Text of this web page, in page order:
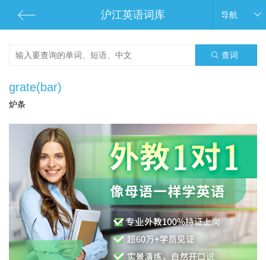
沪江英语词库 导航
查词
grate(bar)
炉条